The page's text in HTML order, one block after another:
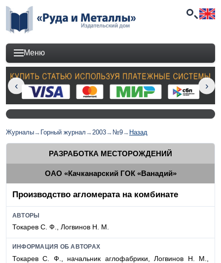
Меню
Журналы→ Горный журнал →2003→ №9→ Назад
РАЗРАБОТКА МЕСТОРОЖДЕНИЙ
ОАО «Качканарский ГОК «Ванадий»
Производство агломерата на комбинате
АВТОРЫ
Токарев С. Ф., Логвинов Н. М.
ИНФОРМАЦИЯ ОБ АВТОРАХ
Токарев С. Ф., начальник аглофабрики, Логвинов Н. М.,